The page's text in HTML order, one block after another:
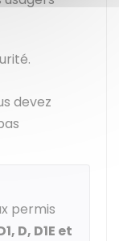
devez
permis
D, D1E et